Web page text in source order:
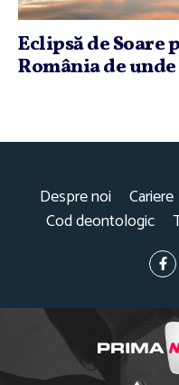
Eclipsă de Soare
România de unde
Despre noi Cariere
Cod deontologic